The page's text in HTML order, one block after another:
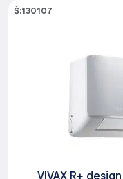
Š:130107
VIVAX R+